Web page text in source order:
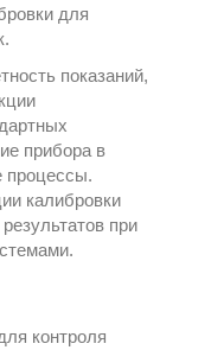
для
показаний,
прибора в
процессы.
калибровки
при
контроля